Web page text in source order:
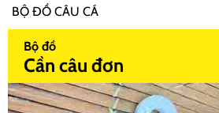
BỘ ĐỒ CÂU CÁ
Bộ đồ
Cần câu đơn